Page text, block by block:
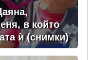
в който
ѝ (снимки)